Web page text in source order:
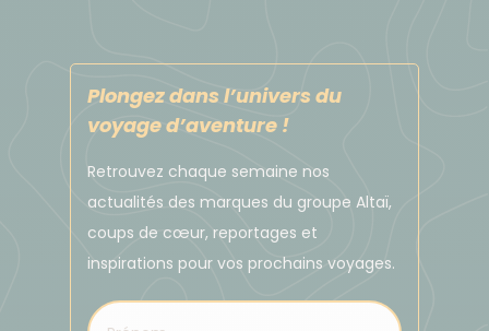
Plongez dans l’univers du
voyage d’aventure !
Retrouvez chaque semaine nos
actualités des marques du groupe Altaï,
coups de cœur, reportages et
inspirations pour vos prochains voyages.